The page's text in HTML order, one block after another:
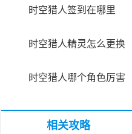
时空猎人签到在哪里
时空猎人精灵怎么更换
时空猎人哪个角色厉害
相关攻略